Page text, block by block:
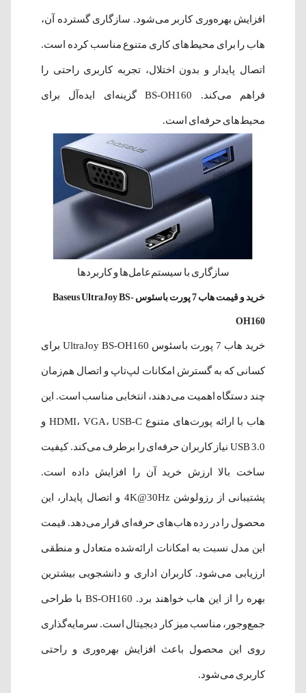
افزایش بهره‌وری کاربر می‌شود. سازگاری گسترده آن،
هاب را برای محیط‌های کاری متنوع مناسب کرده است.
اتصال پایدار و بدون اختلال، تجربه کاربری راحتی را
فراهم می‌کند. BS-OH160 گزینه‌ای ایده‌آل برای
محیط‌های حرفه‌ای است.
سازگاری با سیستم‌عامل‌ها و کاربردها
خرید و قیمت هاب 7 پورت باسئوس Baseus UltraJoy BS-
OH160
خرید هاب 7 پورت باسئوس UltraJoy BS-OH160 برای
کسانی که به گسترش امکانات لپ‌تاپ و اتصال هم‌زمان
چند دستگاه اهمیت می‌دهند، انتخابی مناسب است. این
هاب با ارائه پورت‌های متنوع HDMI، VGA، USB-C و
USB 3.0 نیاز کاربران حرفه‌ای را برطرف می‌کند. کیفیت
ساخت بالا ارزش خرید آن را افزایش داده است.
پشتیبانی از رزولوشن 4K@30Hz و اتصال پایدار، این
محصول را در رده هاب‌های حرفه‌ای قرار می‌دهد. قیمت
این مدل نسبت به امکانات ارائه‌شده متعادل و منطقی
ارزیابی می‌شود. کاربران اداری و دانشجویی بیشترین
بهره را از این هاب خواهند برد. BS-OH160 با طراحی
جمع‌وجور، مناسب میز کار دیجیتال است. سرمایه‌گذاری
روی این محصول باعث افزایش بهره‌وری و راحتی
کاربری می‌شود.